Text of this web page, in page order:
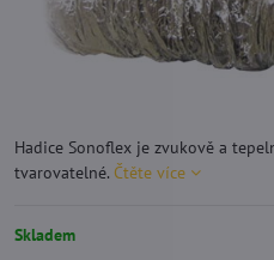
Hadice Sonoflex je zvukově a
tvarovatelné. Čtěte více
Skladem